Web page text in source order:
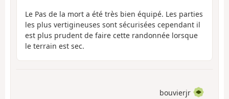
Le Pas de la mort a été très bien équipé. Les parties
les plus vertigineuses sont sécurisées cependant il
est plus prudent de faire cette randonnée lorsque
le terrain est sec.
bouvierjr